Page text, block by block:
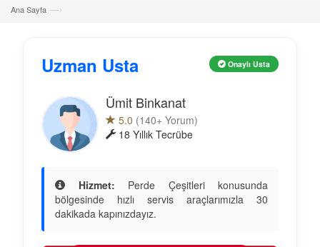
Ana Sayfa —›
Uzman Usta Onaylı Usta
Ümit Binkanat
5.0 (140+ Yorum)
18 Yıllık Tecrübe
Hizmet: Perde Çeşitleri konusunda
bölgesinde hızlı servis araçlarımızla 30
dakikada kapınızdayız.